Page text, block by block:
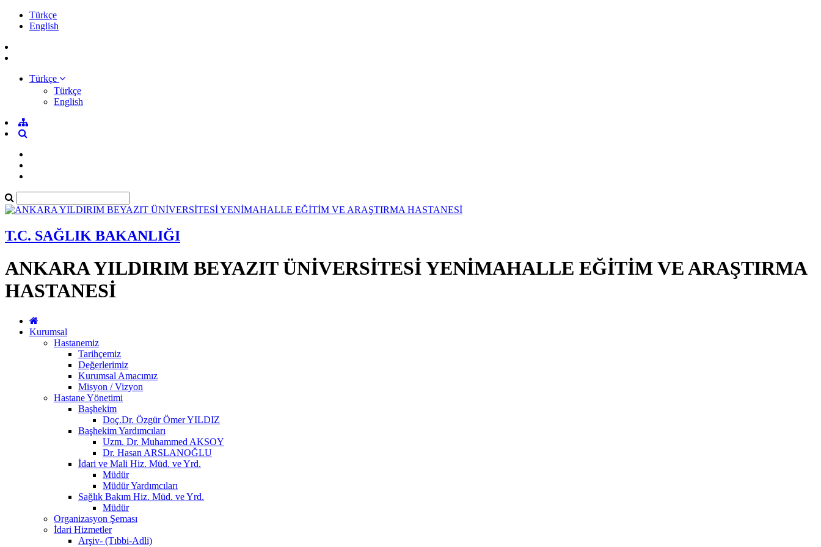
Türkçe
English
Türkçe
Türkçe
English
T.C. SAĞLIK BAKANLIĞI
ANKARA YILDIRIM BEYAZIT ÜNİVERSİTESİ YENİMAHALLE EĞİTİM VE ARAŞTIRMA
HASTANESİ
Kurumsal
Hastanemiz
Tarihçemiz
Değerlerimiz
Kurumsal Amacımız
Misyon / Vizyon
Hastane Yönetimi
Başhekim
Doç.Dr. Özgür Ömer YILDIZ
Başhekim Yardımcıları
Uzm. Dr. Muhammed AKSOY
Dr. Hasan ARSLANOĞLU
İdari ve Mali Hiz. Müd. ve Yrd.
Müdür
Müdür Yardımcıları
Sağlık Bakım Hiz. Müd. ve Yrd.
Müdür
Organizasyon Şeması
İdari Hizmetler
Arşiv- (Tıbbi-Adli)